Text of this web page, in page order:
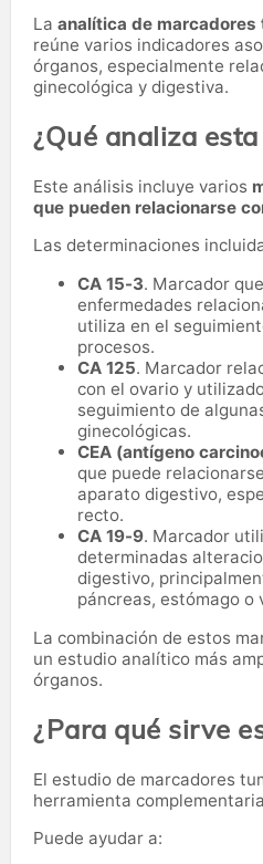
La analítica de marcadores
reúne varios indicadores
órganos, especialmente
ginecológica y digestiva.
¿Qué analiza
Este análisis incluye varios
que pueden relacionarse
Las determinaciones
CA 15-3. Marcador
enfermedades
utiliza en el
procesos.
CA 125. Marcador
con el ovario y
seguimiento de
ginecológicas.
CEA (antígeno
que puede
aparato digestivo,
recto.
CA 19-9. Marcador
determinadas
digestivo,
páncreas, estómago o
La combinación de estos
un estudio analítico más
órganos.
¿Para qué sirve
El estudio de marcadores
herramienta
Puede ayudar a: